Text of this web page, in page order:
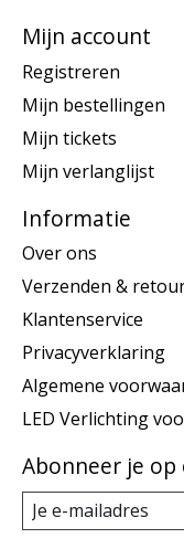
Mijn account
Registreren
Mijn bestellingen
Mijn tickets
Mijn verlanglijst
Informatie
Over ons
Verzenden &
Klantenservice
Privacyverklaring
Algemene
LED Verlichting
Abonneer je